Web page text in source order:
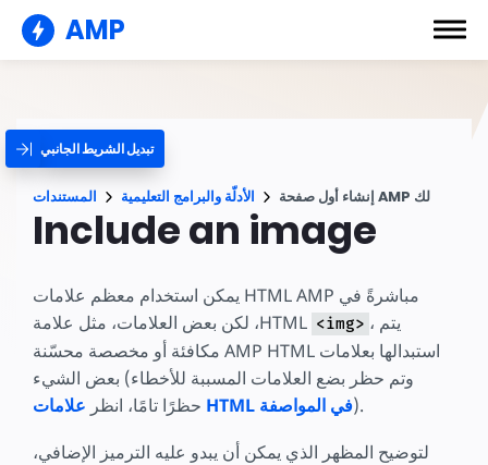
AMP
تبديل الشريط الجانبي
المستندات الأدلّة والبرامج التعليمية إنشاء أول صفحة AMP لك
Include an image
يمكن استخدام معظم علامات HTML مباشرةً في AMP
HTML <img> ، يتم
استبدالها بعلامات AMP HTML مكافئة أو مخصصة محسّنة
بعض الشيء (وتم حظر بضع العلامات المسببة للأخطاء
حظرًا تامًا، انظر
علامات HTML في المواصفة).
لتوضيح المظهر الذي يمكن أن يبدو عليه الترميز الإضافي،